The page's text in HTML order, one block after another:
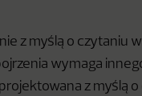
z myślą o czytaniu
wymaga
z myślą o